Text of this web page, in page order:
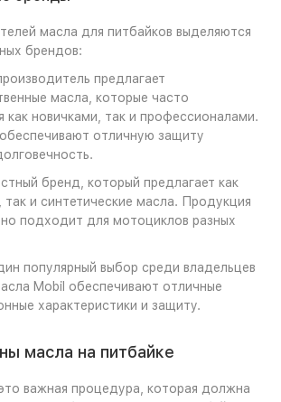
масла для питбайков выделяются
брендов:
предлагает
масла, которые часто
как новичками, так и профессионалами.
отличную защиту
бренд, который предлагает как
так и синтетические масла. Продукция
подходит для мотоциклов разных
популярный выбор среди владельцев
Mobil обеспечивают отличные
характеристики и защиту.
масла на питбайке
важная процедура, которая должна